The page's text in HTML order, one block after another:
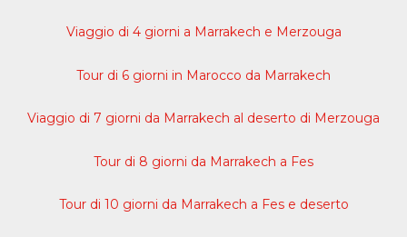
Viaggio di 4 giorni a Marrakech e Merzouga
Tour di 6 giorni in Marocco da Marrakech
Viaggio di 7 giorni da Marrakech al deserto di Merzouga
Tour di 8 giorni da Marrakech a Fes
Tour di 10 giorni da Marrakech a Fes e deserto